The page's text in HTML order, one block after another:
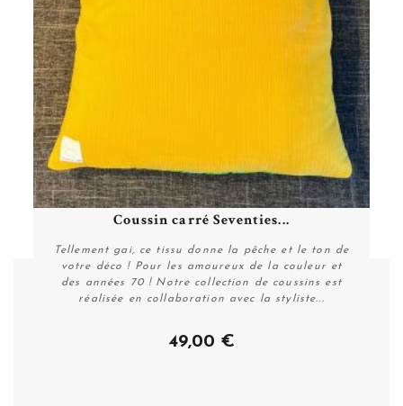
Coussin carré Seventies...
Tellement gai, ce tissu donne la pêche et le ton de
votre déco ! Pour les amoureux de la couleur et
des années 70 ! Notre collection de coussins est
réalisée en collaboration avec la styliste...
49,00 €